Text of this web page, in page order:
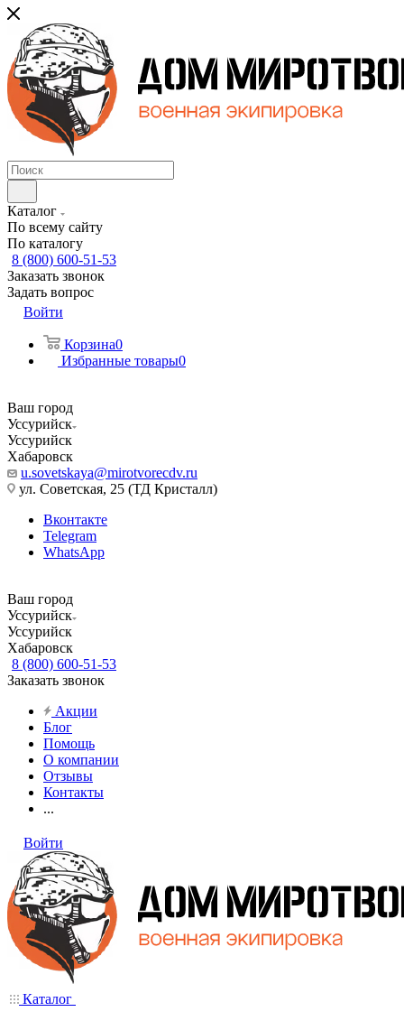
Каталог
По всему сайту
По каталогу
8 (800) 600-51-53
Заказать звонок
Задать вопрос
Войти
Корзина0
Избранные товары0
Ваш город
Уссурийск
Уссурийск
Хабаровск
u.sovetskaya@mirotvorecdv.ru
ул. Советская, 25 (ТД Кристалл)
Вконтакте
Telegram
WhatsApp
Ваш город
Уссурийск
Уссурийск
Хабаровск
8 (800) 600-51-53
Заказать звонок
Акции
Блог
Помощь
О компании
Отзывы
Контакты
...
Войти
Каталог